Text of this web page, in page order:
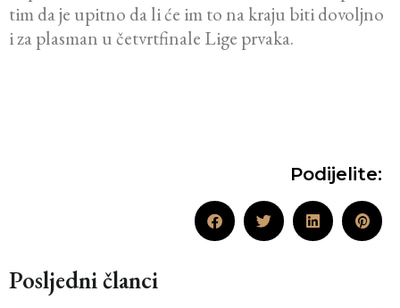
tim da je upitno da li će im to na kraju biti dovoljno
i za plasman u četvrtfinale Lige prvaka.
Podijelite:
Posljedni članci